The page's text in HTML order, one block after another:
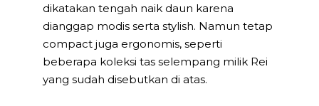
dikatakan tengah naik daun karena
dianggap modis serta stylish. Namun tetap
compact juga ergonomis, seperti
beberapa koleksi tas selempang milik Rei
yang sudah disebutkan di atas.